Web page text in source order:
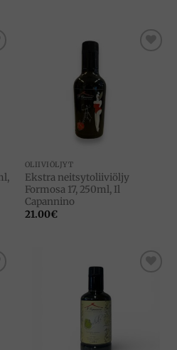
OLIIVIÖLJYT
Ekstra neitsytoliiviöljy
Formosa 17, 250ml, Il
Capannino
21.00€